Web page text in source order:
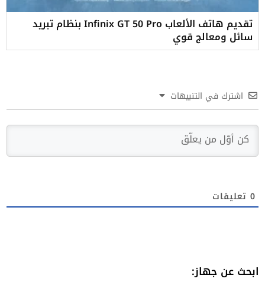
تقديم هاتف الألعاب Infinix GT 50 Pro بنظام تبريد
سائل ومعالج قوي
اشترك في التنبيهات
0 تعليقات
ابحث عن جهاز: